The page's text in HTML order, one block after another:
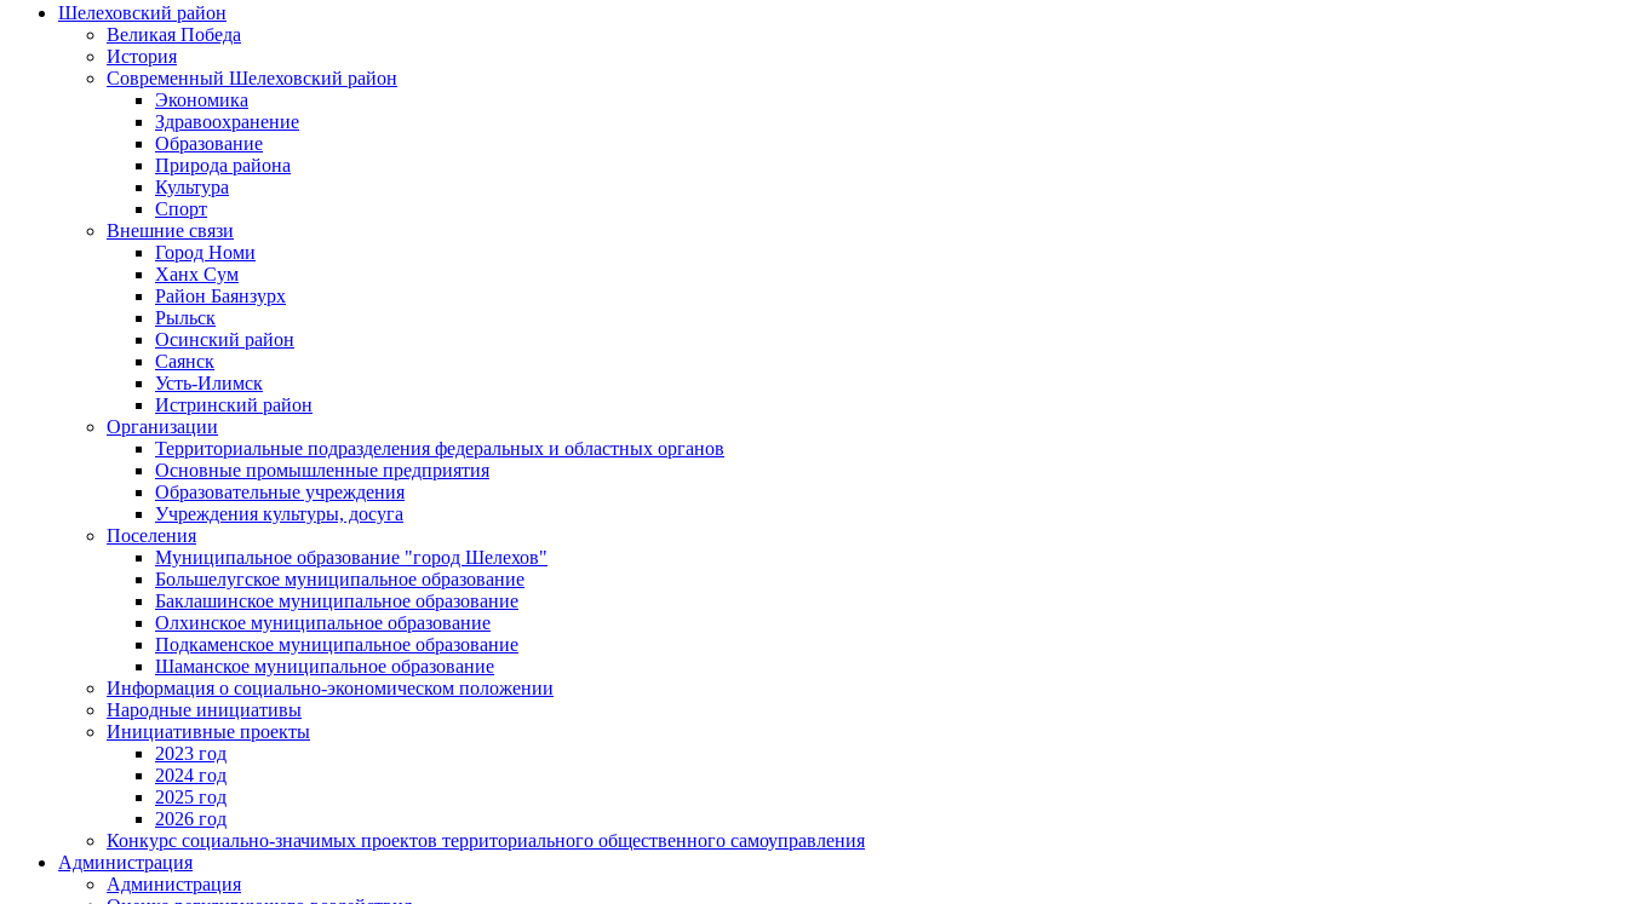
Шелеховский район
Великая Победа
История
Современный Шелеховский район
Экономика
Здравоохранение
Образование
Природа района
Культура
Спорт
Внешние связи
Город Номи
Ханх Сум
Район Баянзурх
Рыльск
Осинский район
Саянск
Усть-Илимск
Истринский район
Организации
Территориальные подразделения федеральных и областных органов
Основные промышленные предприятия
Образовательные учреждения
Учреждения культуры, досуга
Поселения
Муниципальное образование "город Шелехов"
Большелугское муниципальное образование
Баклашинское муниципальное образование
Олхинское муниципальное образование
Подкаменское муниципальное образование
Шаманское муниципальное образование
Информация о социально-экономическом положении
Народные инициативы
Инициативные проекты
2023 год
2024 год
2025 год
2026 год
Конкурс социально-значимых проектов территориального общественного самоуправления
Администрация
Администрация